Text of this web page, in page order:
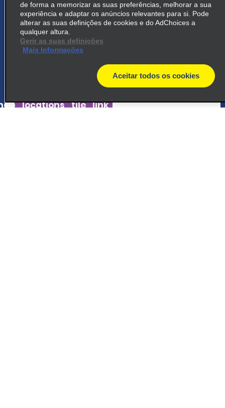
5 Heredia San Francisco
200m West From The School, San
Francisco De Heredia
San Francisco 40103
map_locations_tiles_expand_button
map
de forma a memorizar as suas preferências, melhorar a sua
experiência e adaptar os anúncios relevantes para si. Pode
alterar as suas definições de cookies e do AdChoices a
qualquer altura.
Gerir as suas definições
Mais Informações
Aceitar todos os cookies